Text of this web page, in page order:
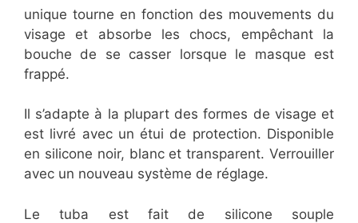
unique tourne en fonction des mouvements du
visage et absorbe les chocs, empêchant la
bouche de se casser lorsque le masque est
frappé.
Il s’adapte à la plupart des formes de visage et
est livré avec un étui de protection. Disponible
en silicone noir, blanc et transparent. Verrouiller
avec un nouveau système de réglage.
Le tuba est fait de silicone souple